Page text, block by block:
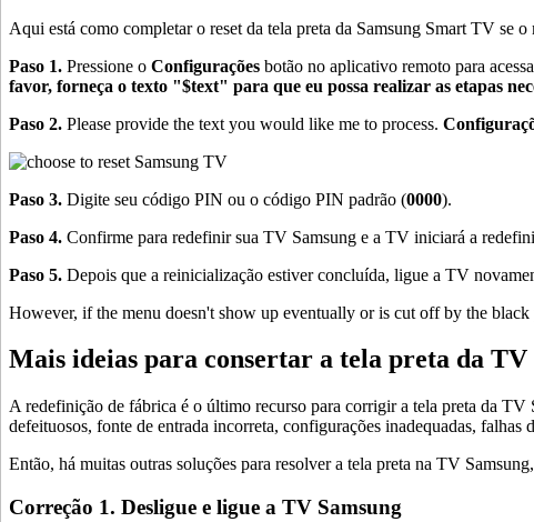
Aqui está como completar o reset da tela preta da Samsung Smart TV se
Paso 1. Pressione o Configurações botão no aplicativo remoto para
favor, forneça o texto "$text" para que eu possa realizar as etapas
Paso 2. Please provide the text you would like me to process.
Paso 3. Digite seu código PIN ou o código PIN padrão (0000).
Paso 4. Confirme para redefinir sua TV Samsung e a TV iniciará a
Paso 5. Depois que a reinicialização estiver concluída, ligue a TV
However, if the menu doesn't show up eventually or is cut off by the
Mais ideias para consertar a tela preta da TV
A redefinição de fábrica é o último recurso para corrigir a tela preta da
defeituosos, fonte de entrada incorreta, configurações inadequadas,
Então, há muitas outras soluções para resolver a tela preta na TV
Correção 1. Desligue e ligue a TV Samsung